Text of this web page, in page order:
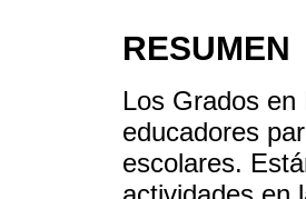
RESUMEN
Los Grados
educadores
escolares.